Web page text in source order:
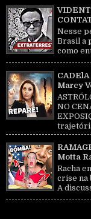
Nesse
Brasil a
como
CADElA
Marcy
NO
Motta
Racha
crise na
A